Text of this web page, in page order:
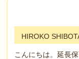
HIROKO
こんにちは。延長